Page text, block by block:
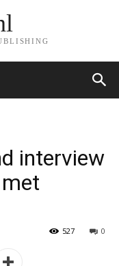
interview
0
527